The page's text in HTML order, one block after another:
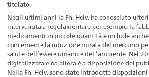
titolato.
Negli ultimi anni la Ph. Helv. ha conosciuto
intervenuta a regolamentare per esempio la
medicamenti in piccole quantità e include
concernente la riduzione mirata del mercurio
salute dell’essere umano e dell’ambiente. Nel
digitalizzata e da allora è a disposizione del
Nella Ph. Helv. sono state introdotte